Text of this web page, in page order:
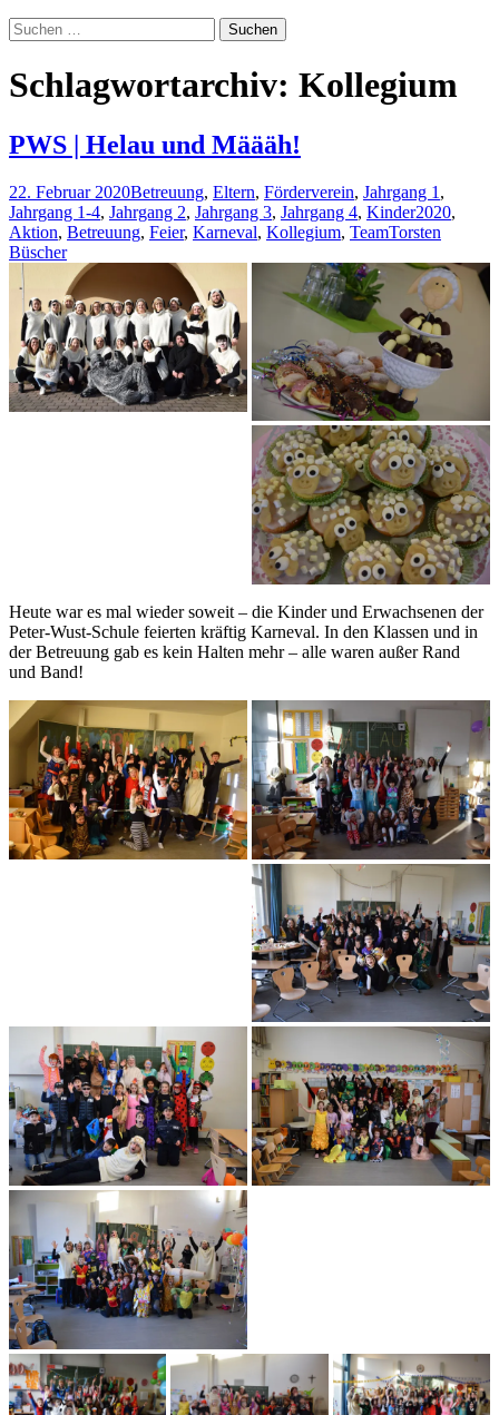
Suchen
nach:
Schlagwortarchiv: Kollegium
PWS | Helau und Määäh!
22. Februar 2020Betreuung, Eltern, Förderverein, Jahrgang 1 ,
Jahrgang 1-4, Jahrgang 2, Jahrgang 3, Jahrgang 4, Kinder2020,
Aktion, Betreuung, Feier, Karneval, Kollegium, TeamTorsten
Büscher
Heute war es mal wieder soweit – die Kinder und Erwachsenen der
Peter-Wust-Schule feierten kräftig Karneval. In den Klassen und in
der Betreuung gab es kein Halten mehr – alle waren außer Rand
und Band!